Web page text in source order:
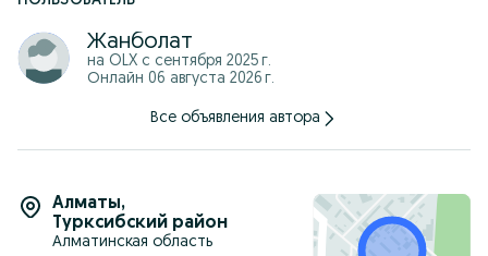
Жанболат
на OLX с сентября 2025 г.
Онлайн 06 августа 2026 г.
Все объявления автора
Алматы,
Турксибский район
Алматинская область